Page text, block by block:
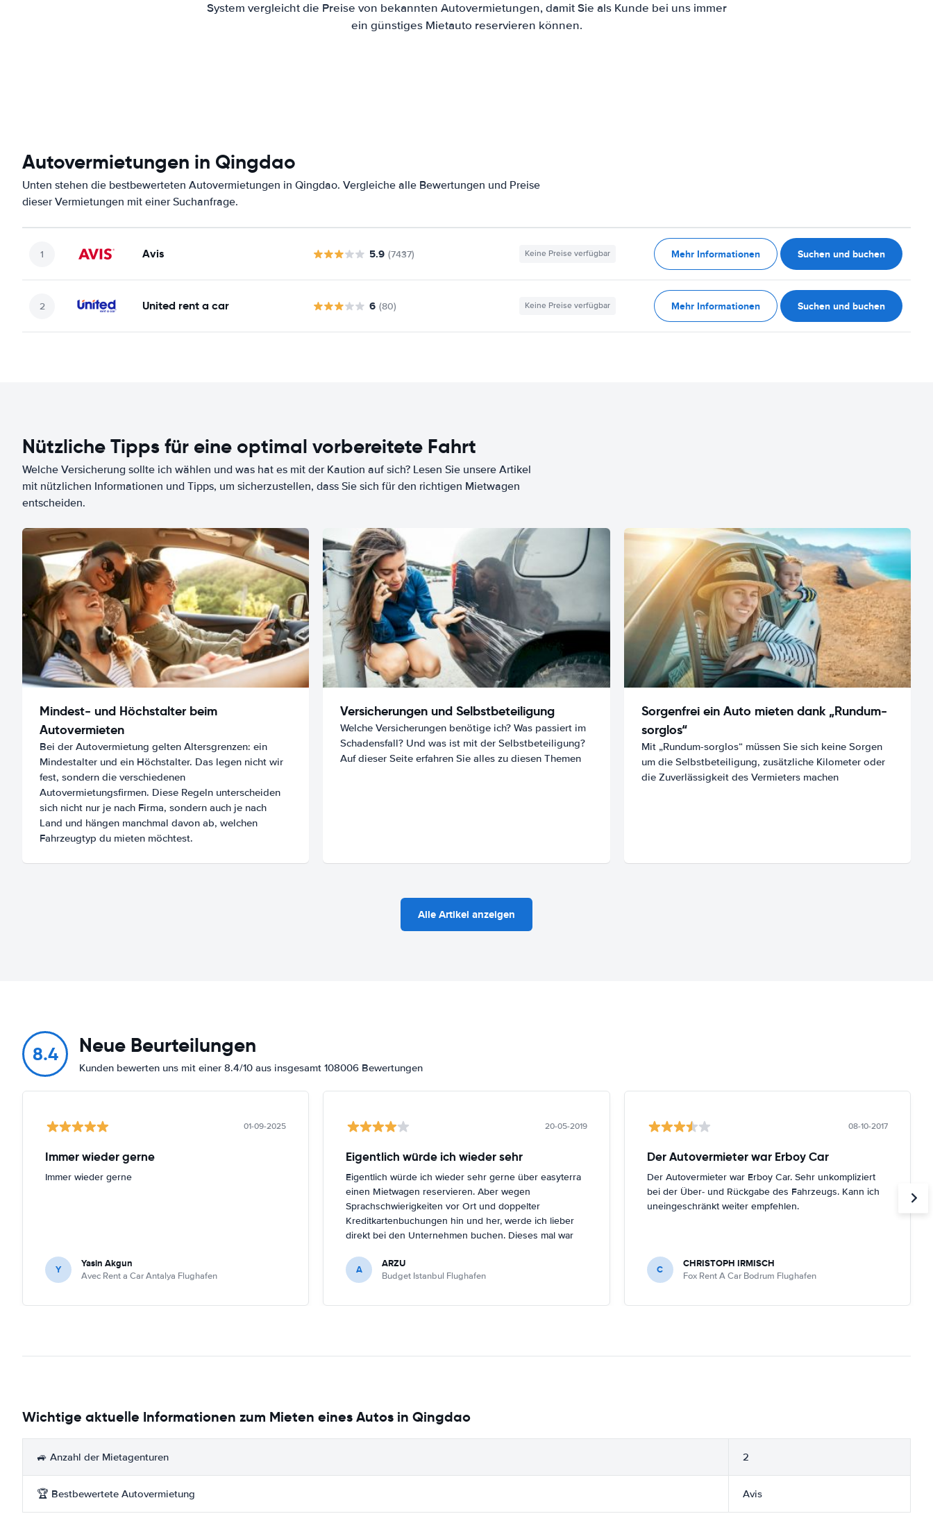
System vergleicht die Preise von bekannten Autovermietungen, damit Sie als Kunde bei uns immer
ein günstiges Mietauto reservieren können.
Autovermietungen in Qingdao
Unten stehen die bestbewerteten Autovermietungen in Qingdao. Vergleiche alle Bewertungen und Preise
dieser Vermietungen mit einer Suchanfrage.
Avis 5.9 (7437) Keine Preise verfügbar Mehr Informationen Suchen und buchen
United rent a car 6 (80) Keine Preise verfügbar Mehr Informationen Suchen und buchen
Nützliche Tipps für eine optimal vorbereitete Fahrt
Welche Versicherung sollte ich wählen und was hat es mit der Kaution auf sich? Lesen Sie unsere Artikel
mit nützlichen Informationen und Tipps, um sicherzustellen, dass Sie sich für den richtigen Mietwagen
entscheiden.
Mindest- und Höchstalter beim
Autovermieten
Bei der Autovermietung gelten Altersgrenzen: ein
Mindestalter und ein Höchstalter. Das legen nicht wir
fest, sondern die verschiedenen
Autovermietungsfirmen. Diese Regeln unterscheiden
sich nicht nur je nach Firma, sondern auch je nach
Land und hängen manchmal davon ab, welchen
Fahrzeugtyp du mieten möchtest.
Versicherungen und Selbstbeteiligung
Welche Versicherungen benötige ich? Was passiert im
Schadensfall? Und was ist mit der Selbstbeteiligung?
Auf dieser Seite erfahren Sie alles zu diesen Themen
Sorgenfrei ein Auto mieten dank „Rundum-
sorglos“
Mit „Rundum-sorglos“ müssen Sie sich keine Sorgen
um die Selbstbeteiligung, zusätzliche Kilometer oder
die Zuverlässigkeit des Vermieters machen
Alle Artikel anzeigen
8.4 Neue Beurteilungen
Kunden bewerten uns mit einer 8.4/10 aus insgesamt 108006 Bewertungen
01-09-2025
Immer wieder gerne
Immer wieder gerne
Y Yasin Akgun
Avec Rent a Car Antalya Flughafen
20-05-2019
Eigentlich würde ich wieder sehr
Eigentlich würde ich wieder sehr gerne über easyterra
einen Mietwagen reservieren. Aber wegen
Sprachschwierigkeiten vor Ort und doppelter
Kreditkartenbuchungen hin und her, werde ich lieber
direkt bei den Unternehmen buchen. Dieses mal war
Mietwagenunternehmen ihre online-Dienste für den
neuen Istanbul-Flughafen nicht aktuallisiert hatten. Ein
buchen.
A ARZU
Budget Istanbul Flughafen
08-10-2017
Der Autovermieter war Erboy Car
Der Autovermieter war Erboy Car. Sehr unkompliziert
bei der Über- und Rückgabe des Fahrzeugs. Kann ich
uneingeschränkt weiter empfehlen.
C CHRISTOPH IRMISCH
Fox Rent A Car Bodrum Flughafen
Wichtige aktuelle Informationen zum Mieten eines Autos in Qingdao
🚙 Anzahl der Mietagenturen 2
🏆 Bestbewertete Autovermietung Avis